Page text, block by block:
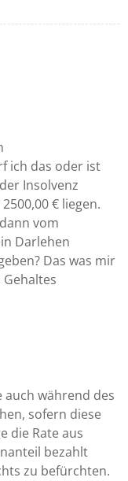
ich das oder ist
Insolvenz
€ liegen.
vom
Darlehen
Das was mir
auch während des
sofern diese
die Rate aus
bezahlt
zu befürchten.